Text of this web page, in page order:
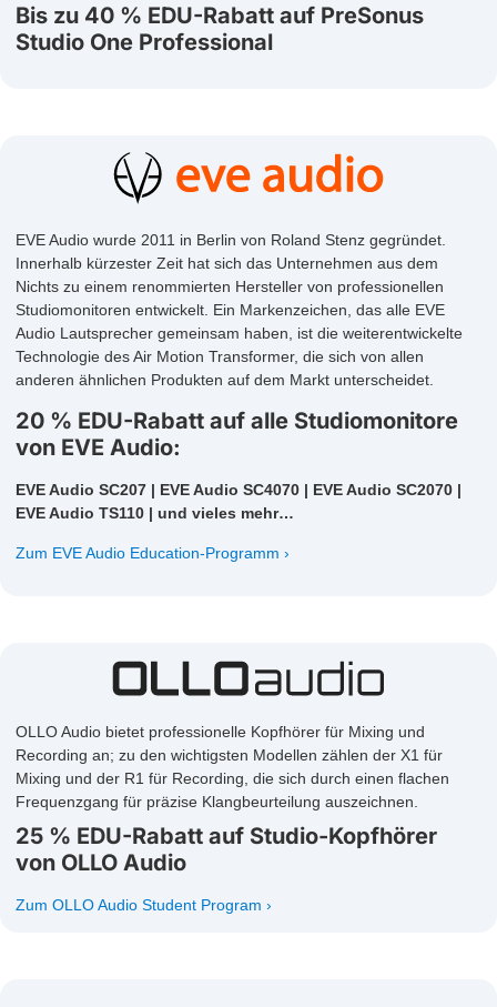
Bis zu 40 % EDU-Rabatt auf PreSonus
Studio One Professional
EVE Audio wurde 2011 in Berlin von Roland Stenz gegründet.
Innerhalb kürzester Zeit hat sich das Unternehmen aus dem
Nichts zu einem renommierten Hersteller von professionellen
Studiomonitoren entwickelt. Ein Markenzeichen, das alle EVE
Audio Lautsprecher gemeinsam haben, ist die weiterentwickelte
Technologie des Air Motion Transformer, die sich von allen
anderen ähnlichen Produkten auf dem Markt unterscheidet.
20 % EDU-Rabatt auf alle Studiomonitore
von EVE Audio:
EVE Audio SC207 | EVE Audio SC4070 | EVE Audio SC2070 |
EVE Audio TS110 | und vieles mehr…
Zum EVE Audio Education-Programm
OLLO Audio bietet professionelle Kopfhörer für Mixing und
Recording an; zu den wichtigsten Modellen zählen der X1 für
Mixing und der R1 für Recording, die sich durch einen flachen
Frequenzgang für präzise Klangbeurteilung auszeichnen.
25 % EDU-Rabatt auf Studio-Kopfhörer
von OLLO Audio
Zum OLLO Audio Student Program